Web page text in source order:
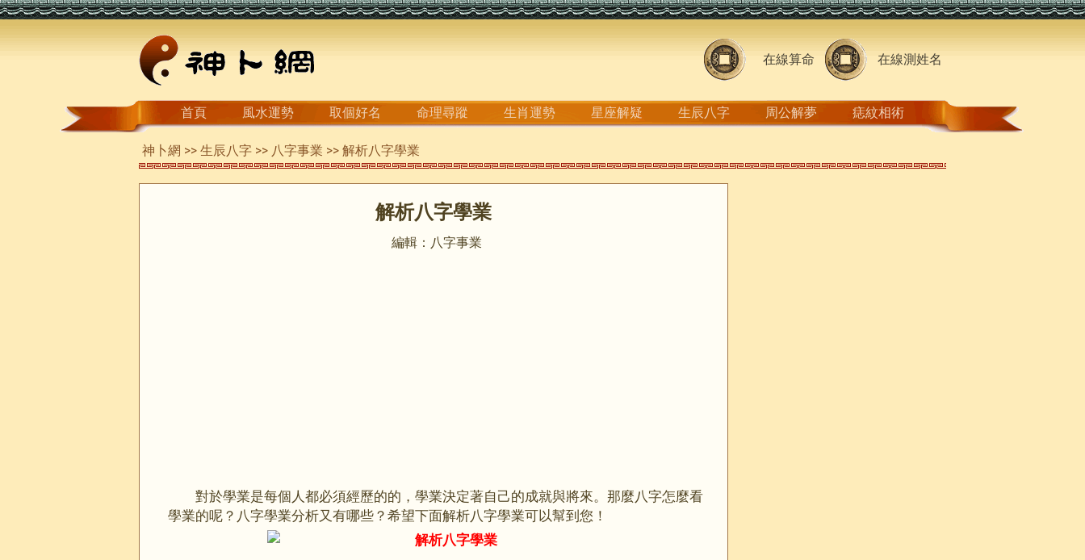
在線算命 在線測姓名
首頁 風水運勢 取個好名 命理尋蹤 生肖運勢 星座解疑 生辰八字 周公解夢 痣紋相術
神卜網 >> 生辰八字 >> 八字事業 >> 解析八字學業
解析八字學業
編輯：八字事業
對於學業是每個人都必須經歷的的，學業決定著自己的成就與將來。那麼八字怎麼看
學業的呢？八字學業分析又有哪些？希望下面解析八字學業可以幫到您！